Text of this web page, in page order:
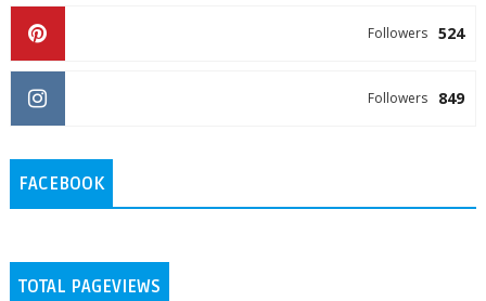
524
Followers
849
Followers
FACEBOOK
TOTAL PAGEVIEWS